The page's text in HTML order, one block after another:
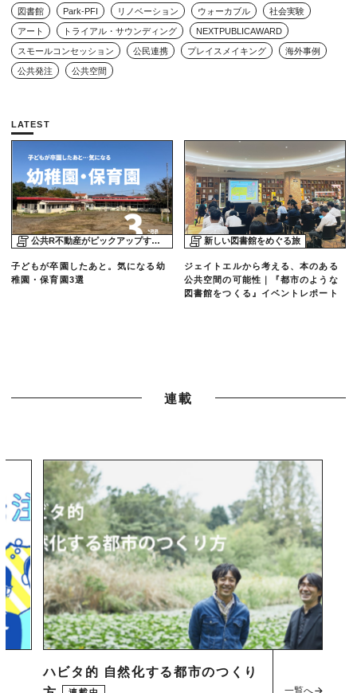
図書館 Park-PFI リノベーション ウォーカブル 社会実験
アート トライアル・サウンディング NEXTPUBLICAWARD
スモールコンセッション 公民連携 プレイスメイキング 海外事例
公共発注 公共空間
LATEST
公共R不動産がピックアップする物件
子どもが卒園したあと。気になる幼
稚園・保育園3選
新しい図書館をめぐる旅
ジェイトエルから考える、本のある
公共空間の可能性｜『都市のような
図書館をつくる』イベントレポート
連載
ハビタ的 自然化する都市のつくり
一覧へ